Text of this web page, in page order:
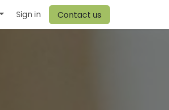
Comen Warehouse
Sign in Contact us